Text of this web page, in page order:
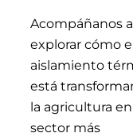
Acompáñanos a
explorar cómo
aislamiento
está
la agricultura
sector más